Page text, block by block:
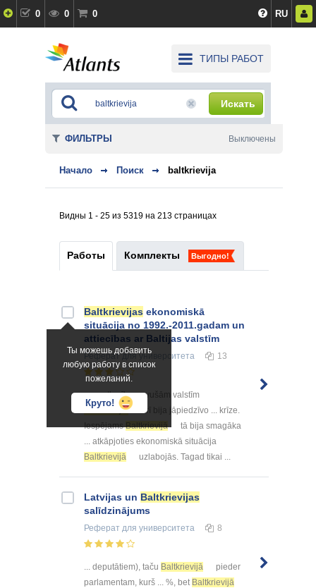
0 0 0 RU
ТИПЫ РАБОТ
Искать
Начало Поиск baltkrievija
Видны 1 - 25 из 5319 на 213 страницах
Работы Комплекты Выгодно!
Ты можешь добавить
любую работу в список
пожеланий.
Круто!
Baltkrievijas ekonomiskā
situācija no 1992.-2011.gadam un
attiecības ar Baltijas valstīm
Рефератдля университета 13
... neatkarību guvušām valstīm
Baltkrievijai
arī bija jāpiedzīvo ... krīze.
IespējamsBaltkrievijā
tā bija smagāka
... atkāpjoties ekonomiskā situācija
Baltkrievijā
uzlabojās. Tagad tikai ...
Latvijas un Baltkrievijas
salīdzinājums
Реферат для университета 8
... deputātiem), taču Baltkrievijā
pieder
parlamentam, kurš ... %, bet Baltkrievijā
ФИЛЬТРЫ Выключены